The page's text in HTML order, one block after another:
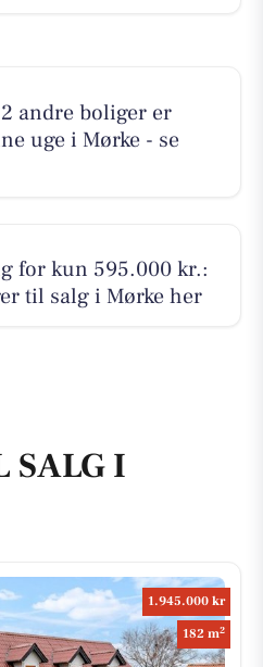
andre boliger er
uge i Mørke - se
for kun 595.000 kr.:
til salg i Mørke her
SALG I
1.945.000 kr
182 m2